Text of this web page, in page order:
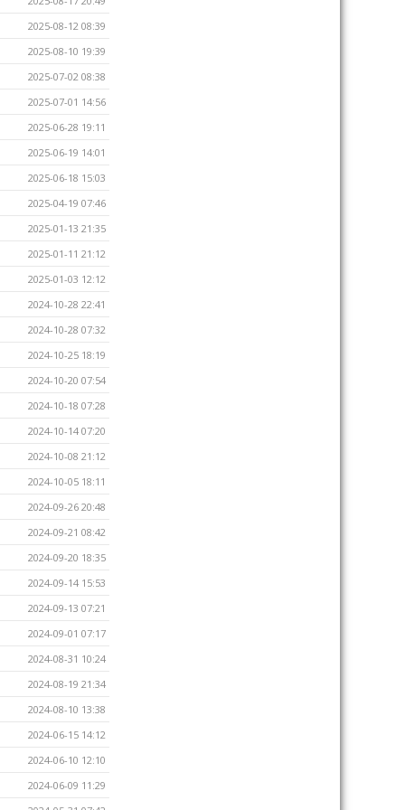
2025-08-12 08:39
2025-08-10 19:39
2025-07-02 08:38
2025-07-01 14:56
2025-06-28 19:11
2025-06-19 14:01
2025-06-18 15:03
2025-04-19 07:46
2025-01-13 21:35
2025-01-11 21:12
2025-01-03 12:12
2024-10-28 22:41
2024-10-28 07:32
2024-10-25 18:19
2024-10-20 07:54
2024-10-18 07:28
2024-10-14 07:20
2024-10-08 21:12
2024-10-05 18:11
2024-09-26 20:48
2024-09-21 08:42
2024-09-20 18:35
2024-09-14 15:53
2024-09-13 07:21
2024-09-01 07:17
2024-08-31 10:24
2024-08-19 21:34
2024-08-10 13:38
2024-06-15 14:12
2024-06-10 12:10
2024-06-09 11:29